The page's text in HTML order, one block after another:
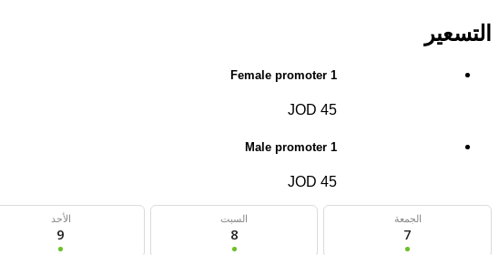
التسعير
1 Female promoter
45 JOD
1 Male promoter
45 JOD
الجمعة
7
السبت
8
الأحد
9